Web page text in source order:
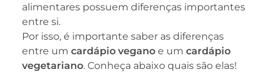
alimentares possuem diferenças importantes
entre si.
Por isso, é importante saber as diferenças
entre um cardápio vegano e um cardápio
vegetariano. Conheça abaixo quais são elas!